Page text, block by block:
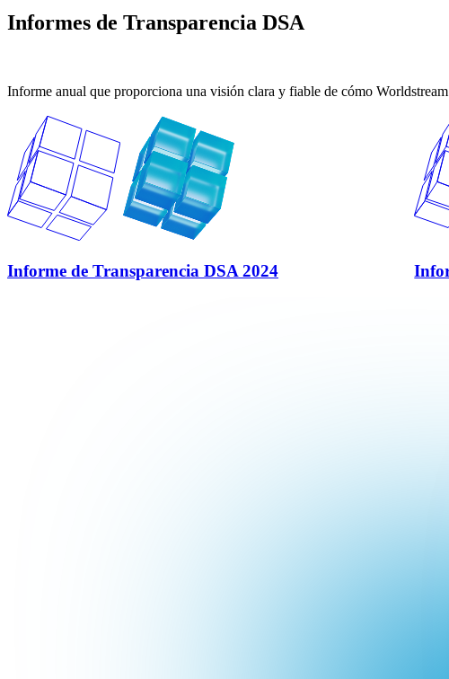
Informes de Transparencia DSA
Informe anual que proporciona una visión clara y fiable de cómo
Informe de Transparencia DSA 2024